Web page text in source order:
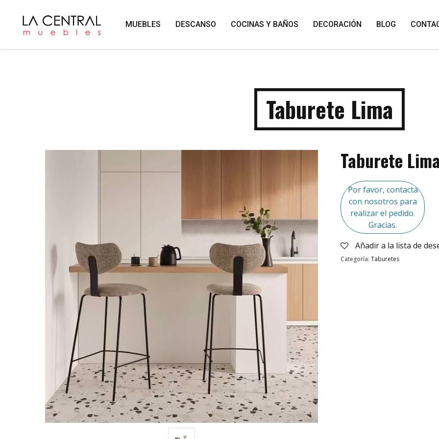
MUEBLES DESCANSO COCINAS Y BAÑOS DECORACIÓN BLOG
Taburete Lima
Taburete
Por favor, contacta
con nosotros para
realizar el pedido.
Gracias.
Añadir a la lista de
Categoría:Taburetes